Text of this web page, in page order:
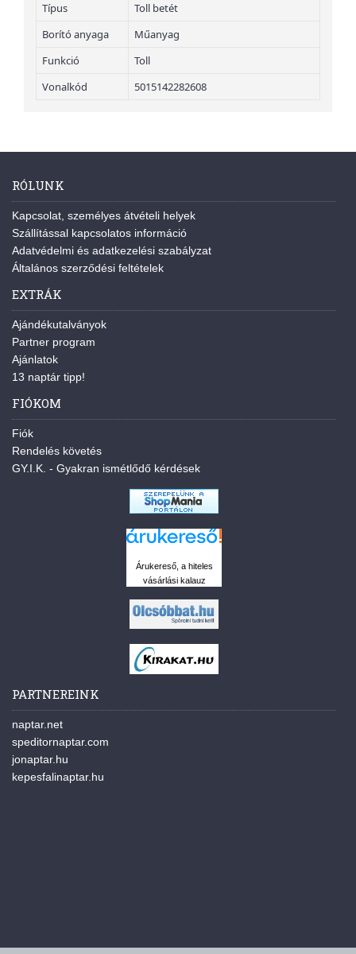
Típus
Toll betét
Borító anyaga
Műanyag
Funkció
Toll
Vonalkód
5015142282608
RÓLUNK
Kapcsolat, személyes átvételi helyek
Szállítással kapcsolatos információ
Adatvédelmi és adatkezelési szabályzat
Általános szerződési feltételek
EXTRÁK
Ajándékutalványok
Partner program
Ajánlatok
13 naptár tipp!
FIÓKOM
Fiók
Rendelés követés
GY.I.K. - Gyakran ismétlődő kérdések
Árukereső, a hiteles
vásárlási kalauz
PARTNEREINK
naptar.net
speditornaptar.com
jonaptar.hu
kepesfalinaptar.hu